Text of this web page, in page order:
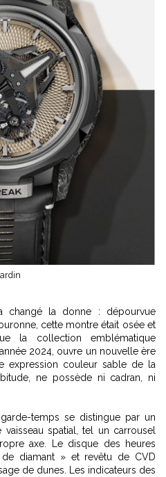
changé la donne : dépourvue
cette montre était osée et
la collection emblématique
2024, ouvre un nouvelle ère
expression couleur sable de la
ne possède ni cadran, ni
temps se distingue par un
spatial, tel un carrousel
axe. Le disque des heures
diamant » et revêtu de CVD
de dunes. Les indicateurs des